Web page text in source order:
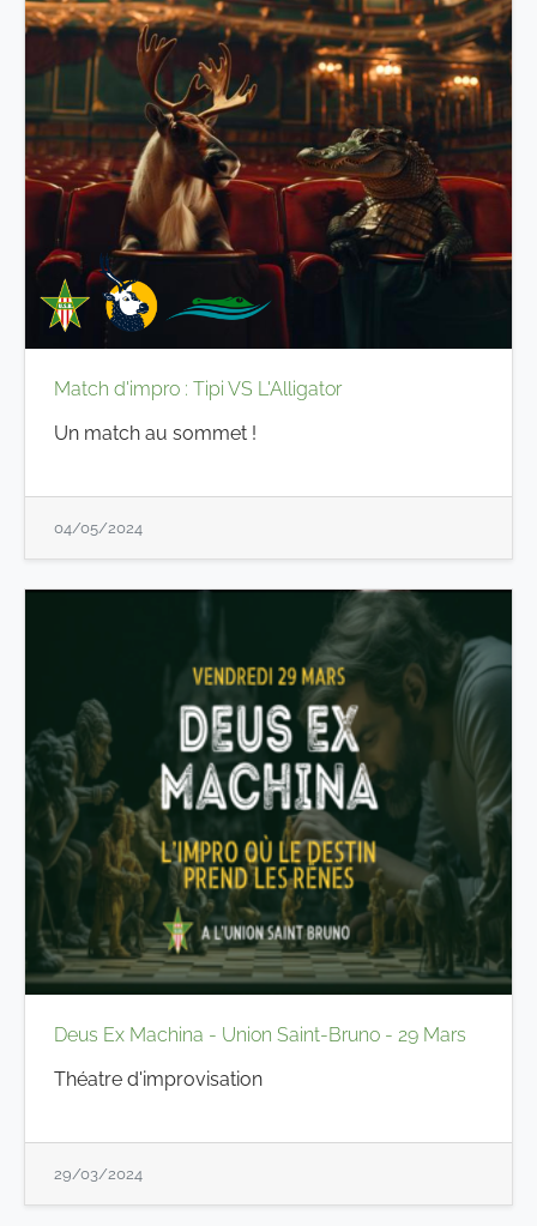
Match d'impro : Tipi VS L'Alligator
Un match au sommet !
04/05/2024
Deus Ex Machina - Union Saint-Bruno - 29 Mars
Théatre d'improvisation
29/03/2024